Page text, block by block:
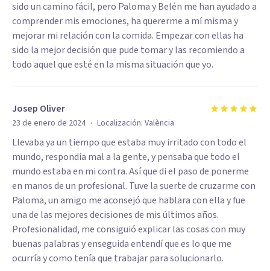
sido un camino fácil, pero Paloma y Belén me han ayudado a
comprender mis emociones, ha quererme a mí misma y
mejorar mi relación con la comida. Empezar con ellas ha
sido la mejor decisión que pude tomar y las recomiendo a
todo aquel que esté en la misma situación que yo.
Josep Oliver
23 de enero de 2024 · Localización: València
Llevaba ya un tiempo que estaba muy irritado con todo el
mundo, respondía mal a la gente, y pensaba que todo el
mundo estaba en mi contra. Así que di el paso de ponerme
en manos de un profesional. Tuve la suerte de cruzarme con
Paloma, un amigo me aconsejó que hablara con ella y fue
una de las mejores decisiones de mis últimos años.
Profesionalidad, me consiguió explicar las cosas con muy
buenas palabras y enseguida entendí que es lo que me
ocurría y como tenía que trabajar para solucionarlo.